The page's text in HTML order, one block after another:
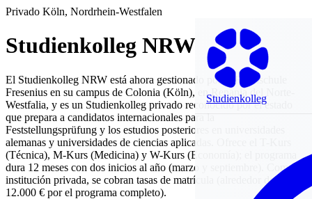
Studienkolleg
Privado Köln, Nordrhein-Westfalen
Studienkolleg NRW
El Studienkolleg NRW está ahora gestionado por la Hochschule
Fresenius en su campus de Colonia (Köln), en Renania del Norte-
Westfalia, y es un Studienkolleg privado reconocido por el estado
que prepara a candidatos internacionales para la
Feststellungsprüfung y los estudios posteriores en universidades
alemanas y universidades de ciencias aplicadas. Ofrece el T-Kurs
(Técnica), M-Kurs (Medicina) y W-Kurs (Economía); el programa
dura 12 meses con dos inicios al año (marzo y septiembre). Como
institución privada, se cobran tasas de matrícula (alrededor de
12.000 € por el programa completo).